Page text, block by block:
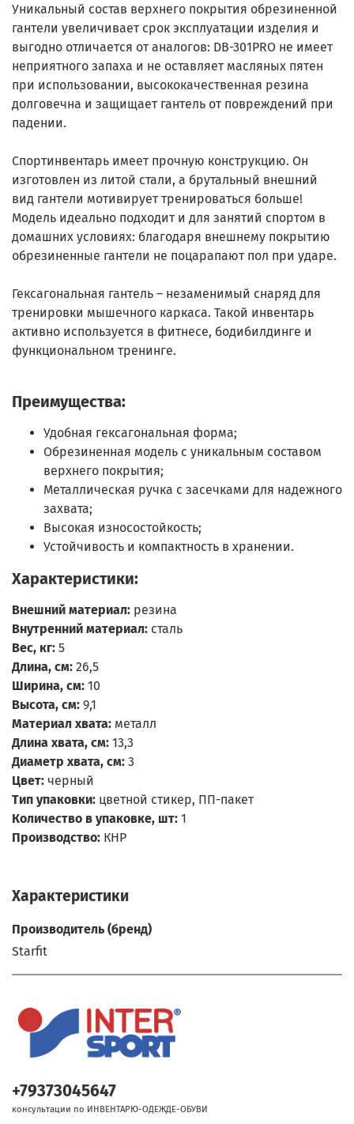
Уникальный состав верхнего покрытия обрезиненной
гантели увеличивает срок эксплуатации изделия и
выгодно отличается от аналогов: DB-301PRO не имеет
неприятного запаха и не оставляет масляных пятен
при использовании, высококачественная резина
долговечна и защищает гантель от повреждений при
падении.
Спортинвентарь имеет прочную конструкцию. Он
изготовлен из литой стали, а брутальный внешний
вид гантели мотивирует тренироваться больше!
Модель идеально подходит и для занятий спортом в
домашних условиях: благодаря внешнему покрытию
обрезиненные гантели не поцарапают пол при ударе.
Гексагональная гантель – незаменимый снаряд для
тренировки мышечного каркаса. Такой инвентарь
активно используется в фитнесе, бодибилдинге и
функциональном тренинге.
Преимущества:
Удобная гексагональная форма;
Обрезиненная модель с уникальным составом
верхнего покрытия;
Металлическая ручка с засечками для надежного
захвата;
Высокая износостойкость;
Устойчивость и компактность в хранении.
Характеристики:
Внешний материал: резина
Внутренний материал: сталь
Вес, кг: 5
Длина, см: 26,5
Ширина, см: 10
Высота, см: 9,1
Материал хвата: металл
Длина хвата, см: 13,3
Диаметр хвата, см: 3
Цвет: черный
Тип упаковки: цветной стикер, ПП-пакет
Количество в упаковке, шт: 1
Производство: КНР
Характеристики
Производитель (бренд)
Starfit
+79373045647
консультации по ИНВЕНТАРЮ-ОДЕЖДЕ-ОБУВИ